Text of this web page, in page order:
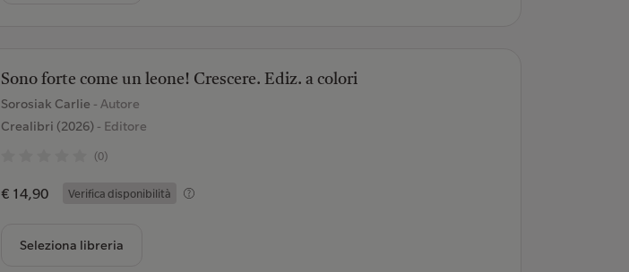
Sono forte come un leone! Crescere. Ediz. a colori
Sorosiak Carlie - Autore
Crealibri (2026)- Editore
(0)
€ 14,90 Verifica disponibilità
Seleziona libreria